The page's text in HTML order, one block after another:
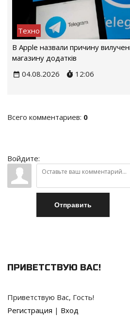
Техно
В Apple назвали причину
магазину додатків
04.08.2026
12:06
Всего комментариев: 0
Войдите:
Отправить
ПРИВЕТСТВУЮ ВАС!
Приветствую Вас, Гость!
Регистрация | Вход